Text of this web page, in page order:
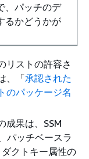
、パッチのデ
るかどうかが
リストの許容さ
、「承認された
のパッケージ名
成果は、SSM
パッチベースラ
クトキー属性の